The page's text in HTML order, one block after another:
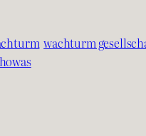
wachturm